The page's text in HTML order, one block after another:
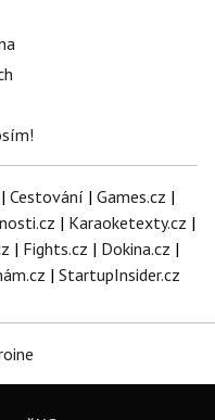
Cestování | Games.cz |
| Karaoketexty.cz |
| Fights.cz | Dokina.cz |
| StartupInsider.cz